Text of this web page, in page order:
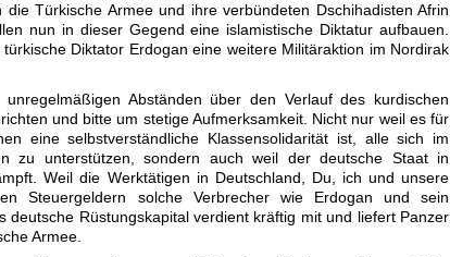
Türkische Armee und ihre verbündeten Dschihadisten Afrin
nun in dieser Gegend eine islamistische Diktatur aufbauen.
Diktator Erdogan eine weitere Militäraktion im Nordirak
Abständen über den Verlauf des kurdischen
und bitte um stetige Aufmerksamkeit. Nicht nur weil es für
eine selbstverständliche Klassensolidarität ist, alle sich im
zu unterstützen, sondern auch weil der deutsche Staat in
Weil die Werktätigen in Deutschland, Du, ich und unsere
Steuergeldern solche Verbrecher wie Erdogan und sein
deutsche Rüstungskapital verdient kräftig mit und liefert Panzer
Armee.